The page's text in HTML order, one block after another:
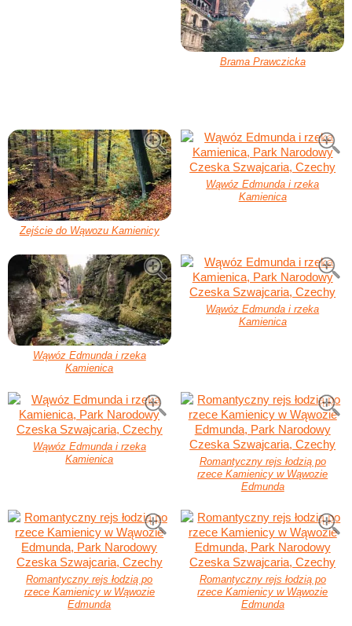
Brama Prawczicka
Zejście do Wąwozu Kamienicy
Wąwóz Edmunda i rzeka
Kamienica
Wąwóz Edmunda i rzeka
Kamienica
Wąwóz Edmunda i rzeka
Kamienica
Wąwóz Edmunda i rzeka
Kamienica
Romantyczny rejs łodzią po
rzece Kamienicy w Wąwozie
Edmunda
Romantyczny rejs łodzią po
rzece Kamienicy w Wąwozie
Edmunda
Romantyczny rejs łodzią po
rzece Kamienicy w Wąwozie
Edmunda